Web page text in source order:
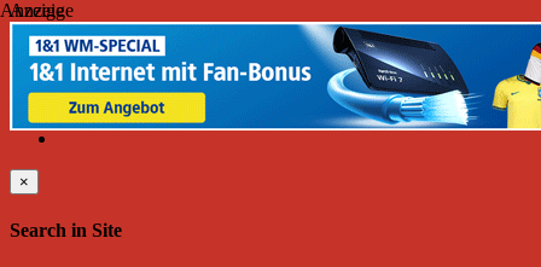
Donnerstag, August 06, 2026
Friend on Facebook Follow on Twitter Subscribe to RSS
Search
×
Search in Site
Anzeige
Anzeige